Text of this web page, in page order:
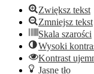
Zwiększ tekst
Zmniejsz tekst
Skala szarości
Wysoki
Kontrast
Jasne tło